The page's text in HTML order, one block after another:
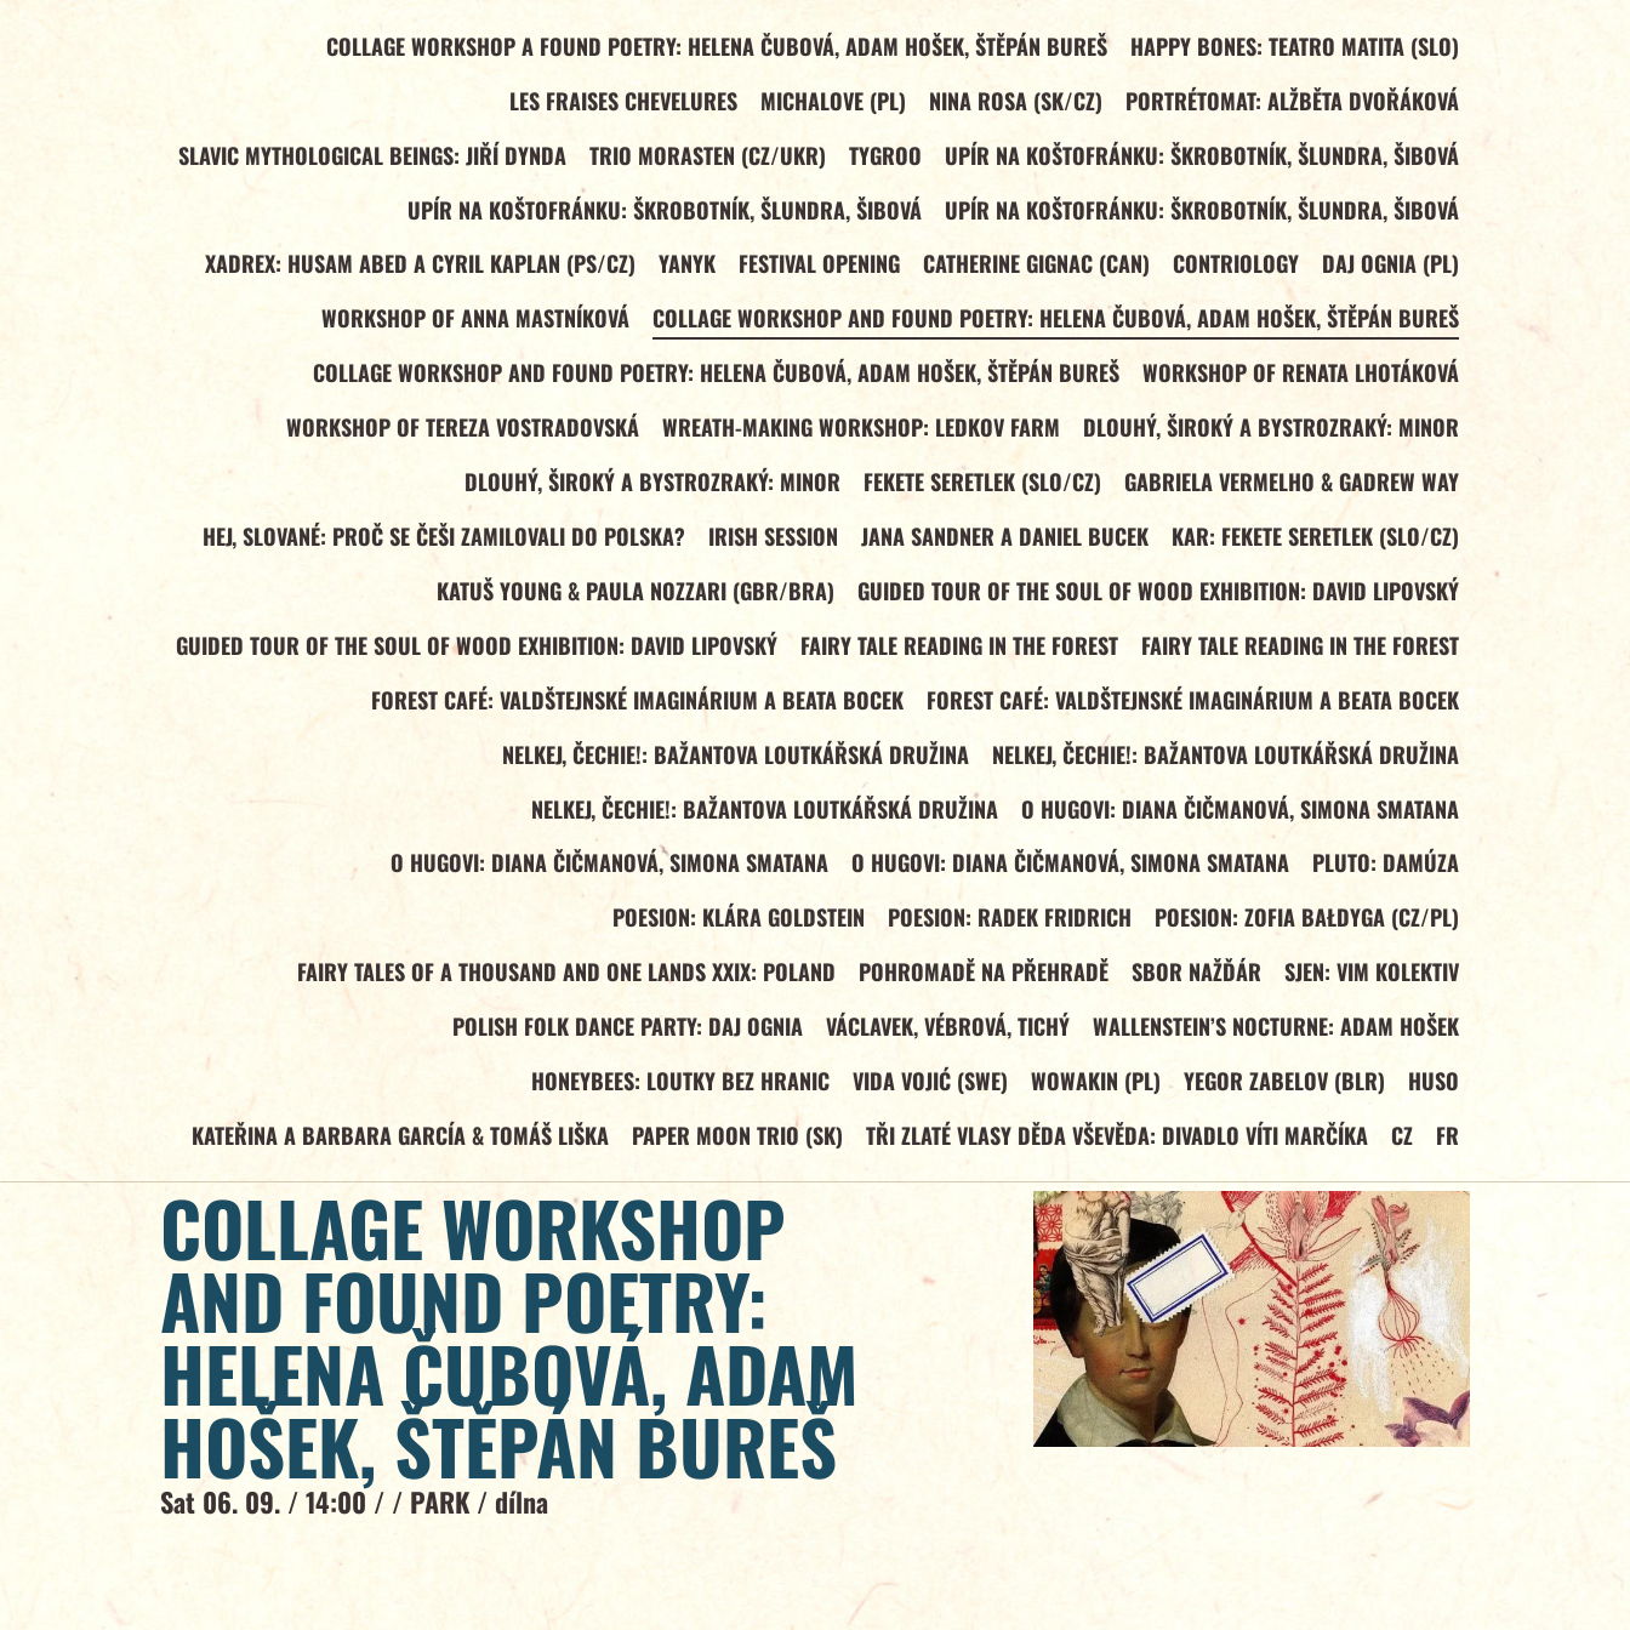
COLLAGE WORKSHOP A FOUND POETRY: HELENA ČUBOVÁ, ADAM HOŠEK, ŠTĚPÁN BUREŠ
HAPPY BONES: TEATRO MATITA (SLO)
LES FRAISES CHEVELURES
MICHALOVE (PL) NINA ROSA (SK/CZ)
PORTRÉTOMAT: ALŽBĚTA DVOŘÁKOVÁ
SLAVIC MYTHOLOGICAL BEINGS: JIŘÍ DYNDA
TRIO MORASTEN (CZ/UKR) TYGROO
UPÍR NA KOŠTOFRÁNKU: ŠKROBOTNÍK, ŠLUNDRA, ŠIBOVÁ
UPÍR NA KOŠTOFRÁNKU: ŠKROBOTNÍK, ŠLUNDRA, ŠIBOVÁ
UPÍR NA KOŠTOFRÁNKU: ŠKROBOTNÍK, ŠLUNDRA, ŠIBOVÁ
XADREX: HUSAM ABED A CYRIL KAPLAN (PS/CZ)
YANYK FESTIVAL OPENING CATHERINE GIGNAC (CAN) CONTRIOLOGY
DAJ OGNIA (PL)
WORKSHOP OF ANNA MASTNÍKOVÁ
COLLAGE WORKSHOP AND FOUND POETRY: HELENA ČUBOVÁ, ADAM HOŠEK, ŠTĚPÁN BUREŠ
COLLAGE WORKSHOP AND FOUND POETRY: HELENA ČUBOVÁ, ADAM HOŠEK, ŠTĚPÁN BUREŠ
WORKSHOP OF RENATA LHOTÁKOVÁ
WORKSHOP OF TEREZA VOSTRADOVSKÁ
WREATH-MAKING WORKSHOP: LEDKOV FARM
DLOUHÝ, ŠIROKÝ A BYSTROZRAKÝ: MINOR
DLOUHÝ, ŠIROKÝ A BYSTROZRAKÝ: MINOR
FEKETE SERETLEK (SLO/CZ)
GABRIELA VERMELHO & GADREW WAY
HEJ, SLOVANÉ: PROČ SE ČEŠI ZAMILOVALI DO POLSKA?
IRISH SESSION JANA SANDNER A DANIEL BUCEK
KAR: FEKETE SERETLEK (SLO/CZ)
KATUŠ YOUNG & PAULA NOZZARI (GBR/BRA)
GUIDED TOUR OF THE SOUL OF WOOD EXHIBITION: DAVID LIPOVSKÝ
GUIDED TOUR OF THE SOUL OF WOOD EXHIBITION: DAVID LIPOVSKÝ
FAIRY TALE READING IN THE FOREST
FAIRY TALE READING IN THE FOREST
FOREST CAFÉ: VALDŠTEJNSKÉ IMAGINÁRIUM A BEATA BOCEK
FOREST CAFÉ: VALDŠTEJNSKÉ IMAGINÁRIUM A BEATA BOCEK
NELKEJ, ČECHIE!: BAŽANTOVA LOUTKÁŘSKÁ DRUŽINA
NELKEJ, ČECHIE!: BAŽANTOVA LOUTKÁŘSKÁ DRUŽINA
NELKEJ, ČECHIE!: BAŽANTOVA LOUTKÁŘSKÁ DRUŽINA
O HUGOVI: DIANA ČIČMANOVÁ, SIMONA SMATANA
O HUGOVI: DIANA ČIČMANOVÁ, SIMONA SMATANA
O HUGOVI: DIANA ČIČMANOVÁ, SIMONA SMATANA
PLUTO: DAMÚZA
POESION: KLÁRA GOLDSTEIN
POESION: RADEK FRIDRICH
POESION: ZOFIA BAŁDYGA (CZ/PL)
FAIRY TALES OF A THOUSAND AND ONE LANDS XXIX: POLAND
POHROMADĚ NA PŘEHRADĚ SBOR NAŽĎÁR
SJEN: VIM KOLEKTIV
POLISH FOLK DANCE PARTY: DAJ OGNIA
VÁCLAVEK, VÉBROVÁ, TICHÝ
WALLENSTEIN’S NOCTURNE: ADAM HOŠEK
HONEYBEES: LOUTKY BEZ HRANIC
VIDA VOJIĆ (SWE) WOWAKIN (PL) YEGOR ZABELOV (BLR)
HUSO
KATEŘINA A BARBARA GARCÍA & TOMÁŠ LIŠKA
PAPER MOON TRIO (SK) TŘI ZLATÉ VLASY DĚDA VŠEVĚDA: DIVADLO VÍTI MARČÍKA CZ FR
COLLAGE WORKSHOP
AND FOUND POETRY:
HELENA ČUBOVÁ, ADAM
HOŠEK, ŠTĚPÁN BUREŠ
Sat 06. 09. / 14:00 / / PARK / dílna